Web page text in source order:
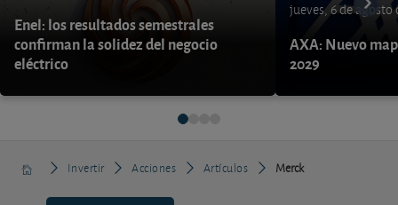
Enel: los resultados semestrales
confirman la solidez del negocio
eléctrico
jueves, 6 de agosto
AXA: Nuevo
2029
Invertir Acciones Artículos Merck